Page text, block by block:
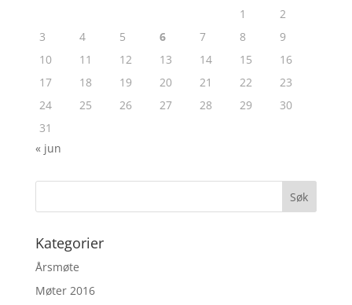
1
2
3
4 5 6 7 8
9
10
11 12 13 14 15
16
17
18 19 20 21 22
23
24
25 26 27 28 29
30
31
« jun
Kategorier
Årsmøte
Møter 2016